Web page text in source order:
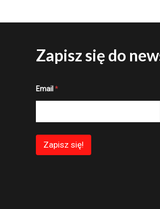
Zapisz się do
m
*
Email *
Zapisz się!